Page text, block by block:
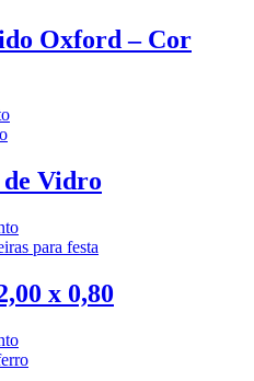
Oxford – Cor
Vidro
x 0,80